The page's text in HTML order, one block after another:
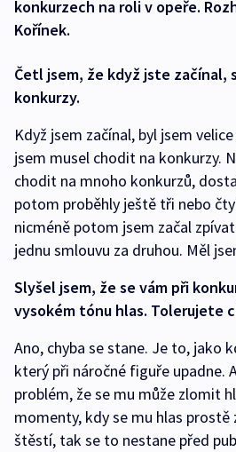
konkurzech na roli v opeře.
Kořínek.
Četl jsem, že když jste začínal,
konkurzy.
Když jsem začínal, byl jsem
jsem musel chodit na konkurzy.
chodit na mnoho konkurzů,
potom proběhly ještě tři nebo
nicméně potom jsem začal
jednu smlouvu za druhou. Měl
Slyšel jsem, že se vám při
vysokém tónu hlas. Tolerujete
Ano, chyba se stane. Je to, jako
který při náročné figuře upadne.
problém, že se mu může zlomit
momenty, kdy se mu hlas
štěstí, tak se to nestane před